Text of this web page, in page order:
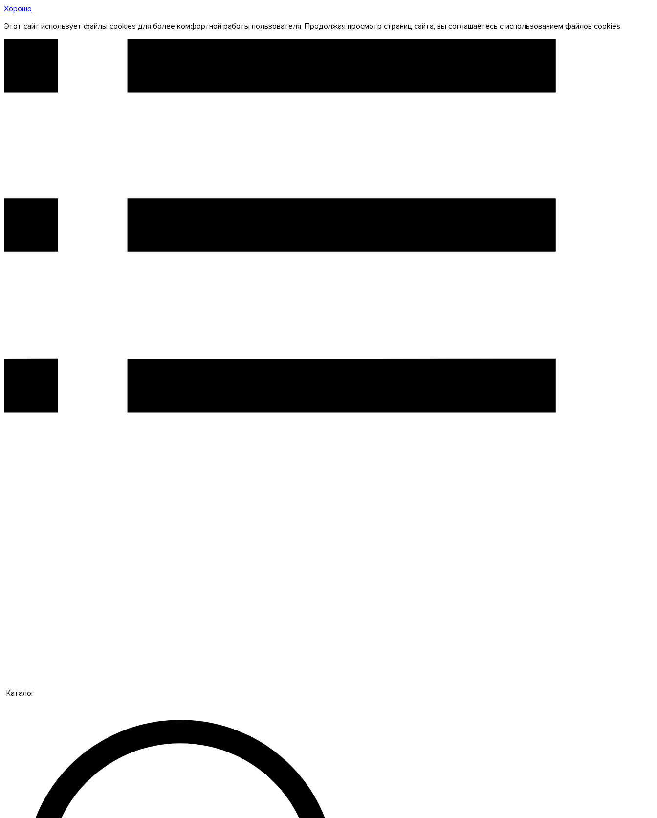
Хорошо
Этот сайт использует файлы cookies для более комфортной работы пользователя. Продолжая просмотр страниц сайта, вы соглашаетесь с использованием файлов cookies.
Каталог